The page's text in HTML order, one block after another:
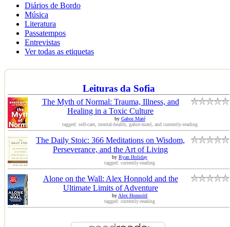
Diários de Bordo
Música
Literatura
Passatempos
Entrevistas
Ver todas as etiquetas
Leituras da Sofia
The Myth of Normal: Trauma, Illness, and
Healing in a Toxic Culture
by Gabor Maté
tagged: self-care, mental-health, gabor-maté, and currently-reading
The Daily Stoic: 366 Meditations on Wisdom,
Perseverance, and the Art of Living
by Ryan Holiday
tagged: currently-reading
Alone on the Wall: Alex Honnold and the
Ultimate Limits of Adventure
byAlex Honnold
tagged: currently-reading